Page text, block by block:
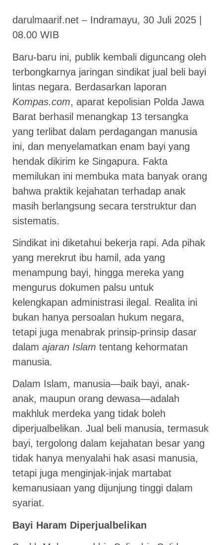
darulmaarif.net – Indramayu, 30 Juli 2025 |
08.00 WIB
Baru-baru ini, publik kembali diguncang oleh
terbongkarnya jaringan sindikat jual beli bayi
lintas negara. Berdasarkan laporan
Kompas.com, aparat kepolisian Polda Jawa
Barat berhasil menangkap 13 tersangka
yang terlibat dalam perdagangan manusia
ini, dan menyelamatkan enam bayi yang
hendak dikirim ke Singapura. Fakta
memilukan ini membuka mata banyak orang
bahwa praktik kejahatan terhadap anak
masih berlangsung secara terstruktur dan
sistematis.
Sindikat ini diketahui bekerja rapi. Ada pihak
yang merekrut ibu hamil, ada yang
menampung bayi, hingga mereka yang
mengurus dokumen palsu untuk
kelengkapan administrasi ilegal. Realita ini
bukan hanya persoalan hukum negara,
tetapi juga menabrak prinsip-prinsip dasar
dalam ajaran Islam tentang kehormatan
manusia.
Dalam Islam, manusia—baik bayi, anak-
anak, maupun orang dewasa—adalah
makhluk merdeka yang tidak boleh
diperjualbelikan. Jual beli manusia, termasuk
bayi, tergolong dalam kejahatan besar yang
tidak hanya menyalahi hak asasi manusia,
tetapi juga menginjak-injak martabat
kemanusiaan yang dijunjung tinggi dalam
syariat.
Bayi Haram Diperjualbelikan